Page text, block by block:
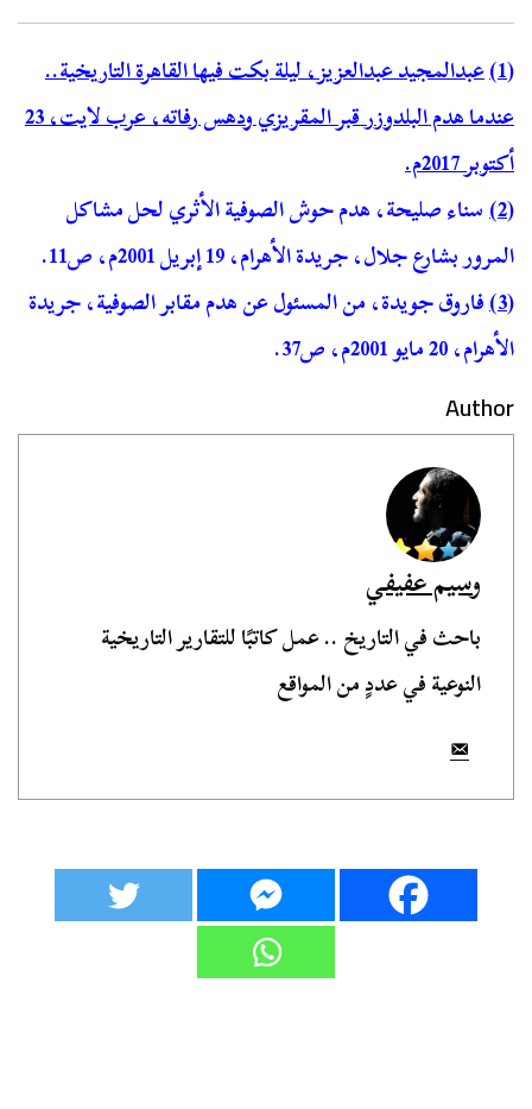
(1) عبدالمجيد عبدالعزيز، ليلة بكت فيها القاهرة التاريخية..
عندما هدم البلدوزر قبر المقريزي ودهس رفاته، عرب لايت، 23
أكتوبر 2017م.
(2) سناء صليحة، هدم حوش الصوفية الأثري لحل مشاكل
المرور بشارع جلال، جريدة الأهرام، 19 إبريل 2001م، ص11.
(3) فاروق جويدة، من المسئول عن هدم مقابر الصوفية، جريدة
الأهرام، 20 مايو 2001م، ص37.
Author
وسيم عفيفي
باحث في التاريخ .. عمل كاتبًا للتقارير التاريخية
النوعية في عددٍ من المواقع